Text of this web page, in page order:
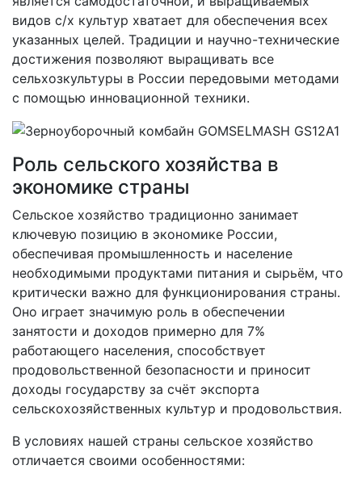
видов с/х культур хватает для обеспечения всех
указанных целей. Традиции и научно-технические
достижения позволяют выращивать все
сельхозкультуры в России передовыми методами
с помощью инновационной техники.
Роль сельского хозяйства в
экономике страны
Сельское хозяйство традиционно занимает
ключевую позицию в экономике России,
обеспечивая промышленность и население
необходимыми продуктами питания и сырьём, что
критически важно для функционирования страны.
Оно играет значимую роль в обеспечении
занятости и доходов примерно для 7%
работающего населения, способствует
продовольственной безопасности и приносит
доходы государству за счёт экспорта
сельскохозяйственных культур и продовольствия.
В условиях нашей страны сельское хозяйство
отличается своими особенностями: